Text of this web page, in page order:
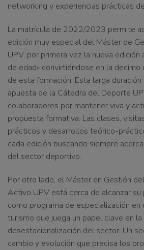
networking y experiencias prácticas
La matrícula de 2022/2023 permite
edición muy especial del Máster de
UPV, por primera vez la nueva edición
de edad» convirtiéndose en la
de esta formación. Esta larga
apuesta de la Cátedra del Deporte
colaboradores por mantener viva y
propuesta formativa. Las clases,
prácticos y desarrollos teórico-
cada edición buscando siempre
del sector deportivo.
Por otro lado, el Máster en Gestión
Activo UPV está cerca de alcanzar su
como programa de especialización en
turismo que juega un papel clave en la
desestacionalización del sector. Un
cambio y evolución que precisa los